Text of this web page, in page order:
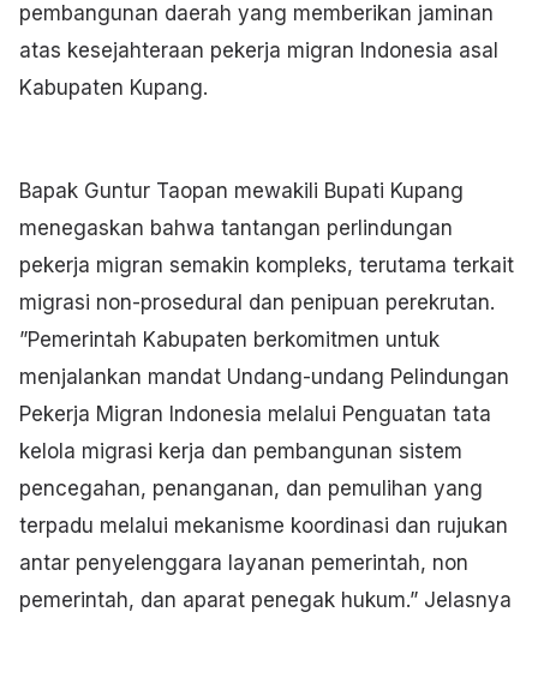
pembangunan daerah yang memberikan jaminan
atas kesejahteraan pekerja migran Indonesia asal
Kabupaten Kupang.
Bapak Guntur Taopan mewakili Bupati Kupang
menegaskan bahwa tantangan perlindungan
pekerja migran semakin kompleks, terutama terkait
migrasi non-prosedural dan penipuan perekrutan.
”Pemerintah Kabupaten berkomitmen untuk
menjalankan mandat Undang-undang Pelindungan
Pekerja Migran Indonesia melalui Penguatan tata
kelola migrasi kerja dan pembangunan sistem
pencegahan, penanganan, dan pemulihan yang
terpadu melalui mekanisme koordinasi dan rujukan
antar penyelenggara layanan pemerintah, non
pemerintah, dan aparat penegak hukum.” Jelasnya